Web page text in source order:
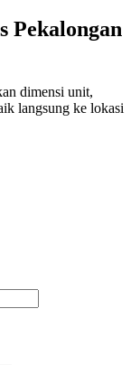
Pekalongan
dimensi unit,
langsung ke lokasi